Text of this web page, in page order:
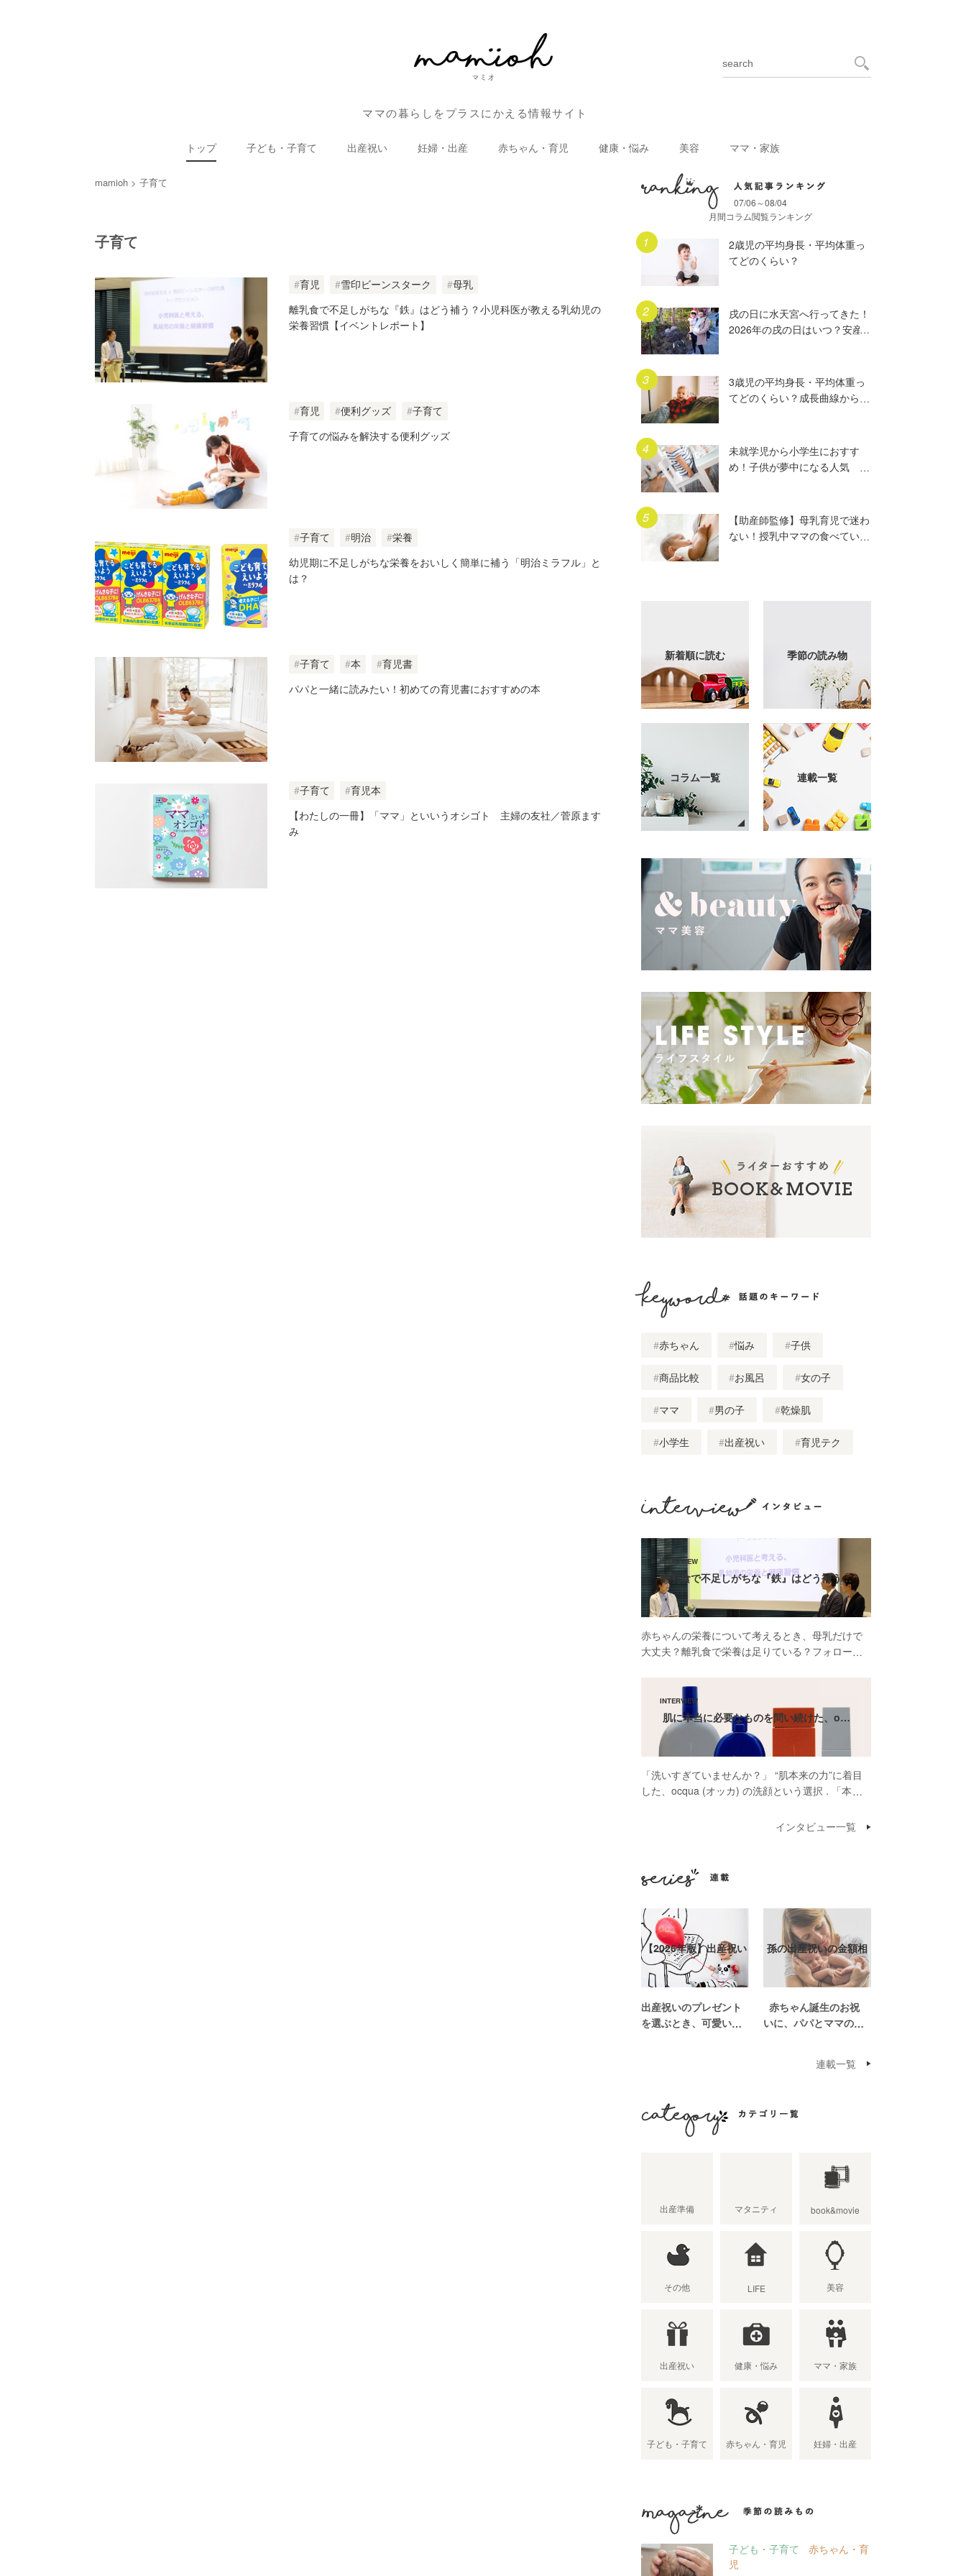
ママの暮らしをプラスにかえる情報サイト
トップ 子ども・子育て 出産祝い 妊婦・出産 赤ちゃん・育児 健康・悩み 美容 ママ・家族
mamioh 子育て
子育て
育児 雪印ビーンスターク
母乳
離乳食で不足しがちな『鉄』はどう補う？小児科医が教える乳幼児の
栄養習慣【イベントレポート】
育児 便利グッズ
子育て
子育ての悩みを解決する便利グッズ
子育て 明治
栄養
幼児期に不足しがちな栄養をおいしく簡単に補う「明治ミラフル」と
は？
子育て 本
育児書
パパと一緒に読みたい！初めての育児書におすすめの本
子育て
育児本
【わたしの一冊】「ママ」といいうオシゴト 主婦の友社／菅原ます
み
月間人気記事ランキング
07/06～08/04
月間コラム閲覧ランキング
2歳児の平均身長・平均体重っ
てどのくらい？
戌の日に水天宮へ行ってきた！
2026年の戌の日はいつ？安産
写真で大公開。
3歳児の平均身長・平均体重っ
てどのくらい？成長曲線からは
未就学児から小学生におすす
め！子供が夢中になる人気
【助産師監修】母乳育児で迷わ
ない！授乳中ママの食べていい
新着順に読む 季節の読み物
コラム一覧 連載一覧
赤ちゃん 悩み 子供
商品比較 お風呂 女の子
ママ 男の子 乾燥肌
小学生 出産祝い 育児テク
離乳食で不足しがちな『鉄』はどう補う…
赤ちゃんの栄養について考えるとき、母乳だけで
大丈夫？離乳食で栄養は足りている？フォローア
感じたことがある方も多いのではないでしょう
か。 先日開催された雪印ビーンスターク株式会
社 […]肌に本当に必要なものを問い続けた、o…
「洗いすぎていませんか？」 “肌本来の力”に着目
した、ocqua (オッカ) の洗顔という選択 . 「本当
してくださったのは、スキンケアブランド
インタビュー一覧
【2026年版】出産祝い
おしゃれなプ…
出産祝いのプレゼント
を選ぶとき、可愛いも
でもらいたいし、たく
さん使ってもらえるも
のをプレゼントした
孫の出産祝いの金額相
場って？出産祝い…
赤ちゃん誕生のお祝
いに、パパとママの親
場合、今現在のお祝い
のでしょうか。また、
ビーの誕生という慶
連載一覧
出産準備 マタニティ book&movie
その他 LIFE 美容
出産祝い 健康・悩み ママ・家族
子ども・子育て 赤ちゃん・育児 妊婦・出産
季節の読み物 子ども・子育て
赤ちゃん・育
児